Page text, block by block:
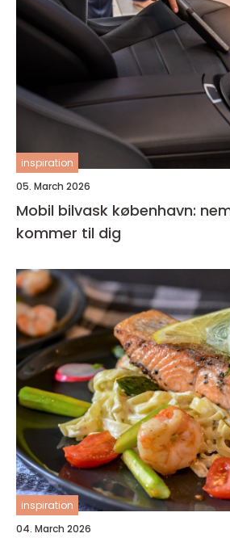
inspiration
05. March 2026
Mobil bilvask københavn:
kommer til dig
inspiration
04. March 2026